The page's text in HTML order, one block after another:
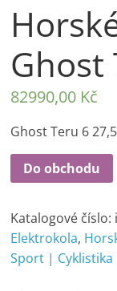
Ghost
82990,00 Kč
Ghost Teru 6
Do obchodu
Katalogové číslo:
Elektrokola,
Sport |